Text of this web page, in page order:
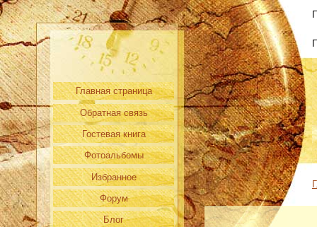
Главная страница
Обратная связь
Гостевая книга
Фотоальбомы
Избранное
Форум
Блог